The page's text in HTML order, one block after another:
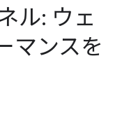
ル: ウェ
マンスを